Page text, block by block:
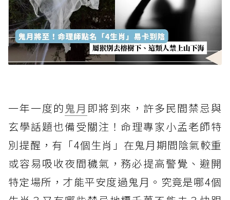
一年一度的鬼月 即將到來，許多民間禁忌與
玄學話題也備受關注！命理專家小孟老師特
別提醒，有「4個生肖」在鬼月期間陰氣較重
或容易吸收夜間穢氣，務必提高警覺、避開
特定場所，才能平安度過鬼月。究竟是哪4個